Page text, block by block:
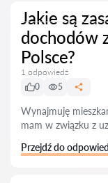
Jakie są
dochodów
Polsce?
1 odpowiedź
0
5
Wynajmuję
mam w związku z
Przejdź do